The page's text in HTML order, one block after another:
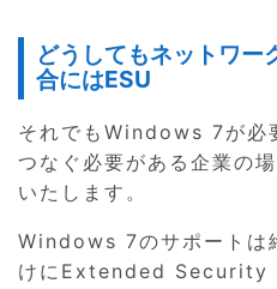
どうしてもネットワー
合にはESU
それでもWindows 7が必
つなぐ必要がある企業の
いたします。
Windows 7のサポートは
けにExtended Security